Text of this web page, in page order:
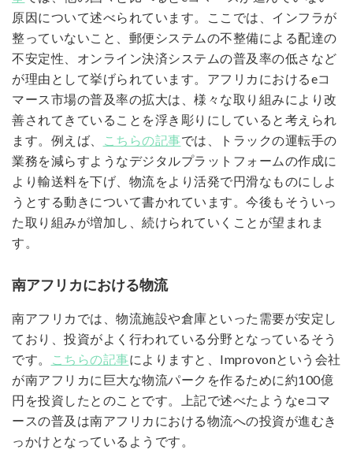
原因について述べられています。ここでは、インフラが
整っていないこと、郵便システムの不整備による配達の
不安定性、オンライン決済システムの普及率の低さなど
が理由として挙げられています。アフリカにおけるeコ
マース市場の普及率の拡大は、様々な取り組みにより改
善されてきていることを浮き彫りにしていると考えられ
ます。例えば、
こちらの記事では、トラックの運転手の
業務を減らすようなデジタルプラットフォームの作成に
より輸送料を下げ、物流をより活発で円滑なものにしよ
うとする動きについて書かれています。今後もそういっ
た取り組みが増加し、続けられていくことが望まれま
す。
南アフリカにおける物流
南アフリカでは、物流施設や倉庫といった需要が安定し
ており、投資がよく行われている分野となっているそう
です。
こちらの記事によりますと、Improvonという会社
が南アフリカに巨大な物流パークを作るために約100億
円を投資したとのことです。上記で述べたようなeコマ
ースの普及は南アフリカにおける物流への投資が進むき
っかけとなっているようです。